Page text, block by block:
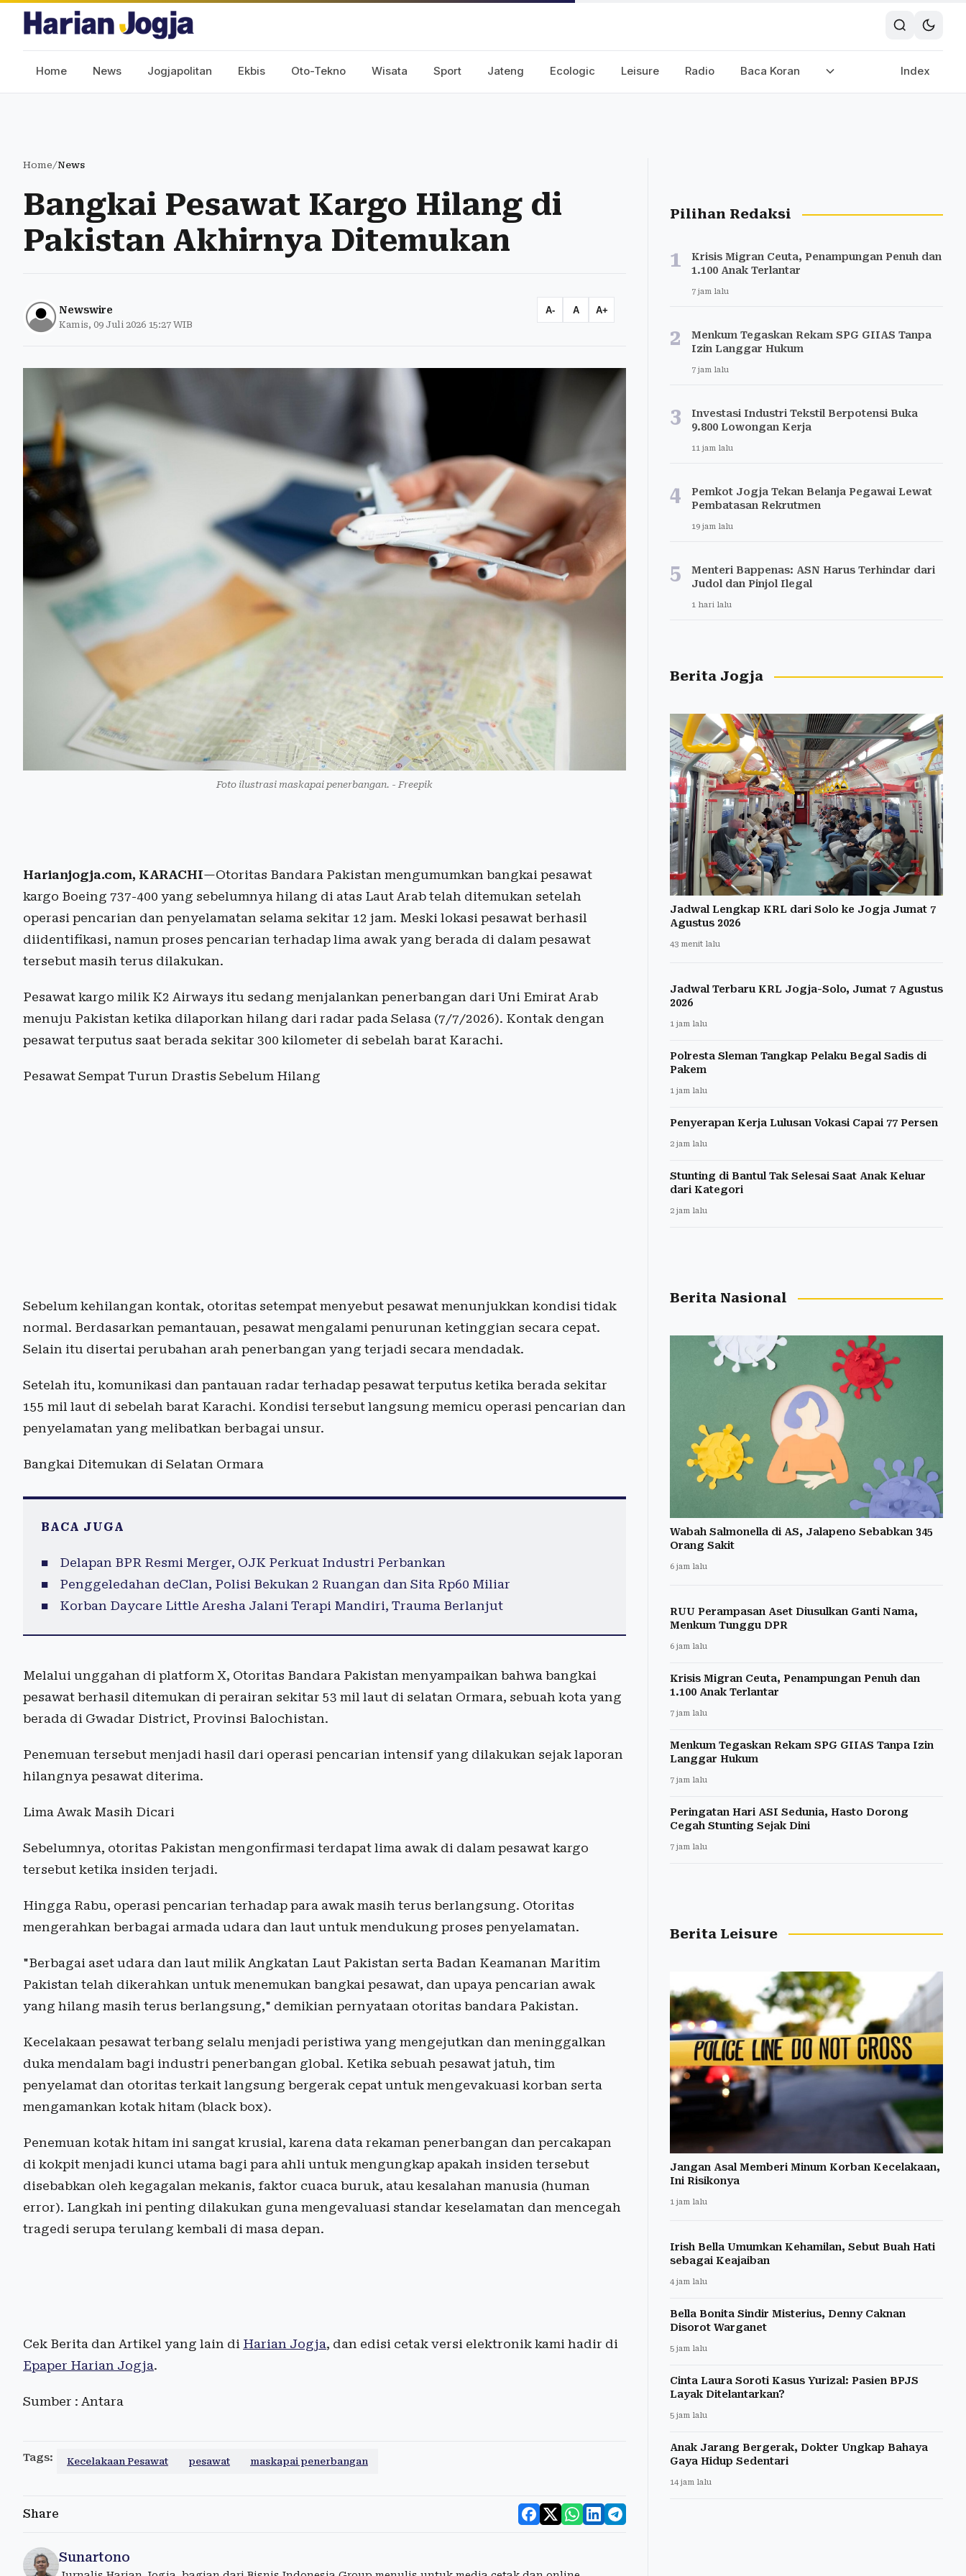
Home News Jogjapolitan Ekbis Oto-Tekno Wisata Sport Jateng Ecologic Leisure Radio Baca Koran Index
Home/News
Bangkai Pesawat Kargo Hilang di
Pakistan Akhirnya Ditemukan
Newswire
Kamis, 09 Juli 2026 15:27 WIB
A- A A+
Foto ilustrasi maskapai penerbangan. - Freepik
Harianjogja.com, KARACHI—Otoritas Bandara Pakistan mengumumkan bangkai pesawat
kargo Boeing 737-400 yang sebelumnya hilang di atas Laut Arab telah ditemukan setelah
operasi pencarian dan penyelamatan selama sekitar 12 jam. Meski lokasi pesawat berhasil
diidentifikasi, namun proses pencarian terhadap lima awak yang berada di dalam pesawat
tersebut masih terus dilakukan.
Pesawat kargo milik K2 Airways itu sedang menjalankan penerbangan dari Uni Emirat Arab
menuju Pakistan ketika dilaporkan hilang dari radar pada Selasa (7/7/2026). Kontak dengan
pesawat terputus saat berada sekitar 300 kilometer di sebelah barat Karachi.
Pesawat Sempat Turun Drastis Sebelum Hilang
Sebelum kehilangan kontak, otoritas setempat menyebut pesawat menunjukkan kondisi tidak
normal. Berdasarkan pemantauan, pesawat mengalami penurunan ketinggian secara cepat.
Selain itu disertai perubahan arah penerbangan yang terjadi secara mendadak.
Setelah itu, komunikasi dan pantauan radar terhadap pesawat terputus ketika berada sekitar
155 mil laut di sebelah barat Karachi. Kondisi tersebut langsung memicu operasi pencarian dan
penyelamatan yang melibatkan berbagai unsur.
Bangkai Ditemukan di Selatan Ormara
BACA JUGA
Delapan BPR Resmi Merger, OJK Perkuat Industri Perbankan
Penggeledahan deClan, Polisi Bekukan 2 Ruangan dan Sita Rp60 Miliar
Korban Daycare Little Aresha Jalani Terapi Mandiri, Trauma Berlanjut
Melalui unggahan di platform X, Otoritas Bandara Pakistan menyampaikan bahwa bangkai
pesawat berhasil ditemukan di perairan sekitar 53 mil laut di selatan Ormara, sebuah kota yang
berada di Gwadar District, Provinsi Balochistan.
Penemuan tersebut menjadi hasil dari operasi pencarian intensif yang dilakukan sejak laporan
hilangnya pesawat diterima.
Lima Awak Masih Dicari
Sebelumnya, otoritas Pakistan mengonfirmasi terdapat lima awak di dalam pesawat kargo
tersebut ketika insiden terjadi.
Hingga Rabu, operasi pencarian terhadap para awak masih terus berlangsung. Otoritas
mengerahkan berbagai armada udara dan laut untuk mendukung proses penyelamatan.
"Berbagai aset udara dan laut milik Angkatan Laut Pakistan serta Badan Keamanan Maritim
Pakistan telah dikerahkan untuk menemukan bangkai pesawat, dan upaya pencarian awak
yang hilang masih terus berlangsung," demikian pernyataan otoritas bandara Pakistan.
Kecelakaan pesawat terbang selalu menjadi peristiwa yang mengejutkan dan meninggalkan
duka mendalam bagi industri penerbangan global. Ketika sebuah pesawat jatuh, tim
penyelamat dan otoritas terkait langsung bergerak cepat untuk mengevakuasi korban serta
mengamankan kotak hitam (black box).
Penemuan kotak hitam ini sangat krusial, karena data rekaman penerbangan dan percakapan
di kokpit menjadi kunci utama bagi para ahli untuk mengungkap apakah insiden tersebut
disebabkan oleh kegagalan mekanis, faktor cuaca buruk, atau kesalahan manusia (human
error). Langkah ini penting dilakukan guna mengevaluasi standar keselamatan dan mencegah
tragedi serupa terulang kembali di masa depan.
Cek Berita dan Artikel yang lain di Harian Jogja, dan edisi cetak versi elektronik kami hadir di
Epaper Harian Jogja.
Sumber : Antara
Tags: Kecelakaan Pesawat pesawat maskapai penerbangan
Share
Sunartono
Pilihan Redaksi
1
Krisis Migran Ceuta, Penampungan Penuh dan
1.100 Anak Terlantar
7 jam lalu
2
Menkum Tegaskan Rekam SPG GIIAS Tanpa
Izin Langgar Hukum
7 jam lalu
3
Investasi Industri Tekstil Berpotensi Buka
9.800 Lowongan Kerja
11 jam lalu
4
Pemkot Jogja Tekan Belanja Pegawai Lewat
Pembatasan Rekrutmen
19 jam lalu
5
Menteri Bappenas: ASN Harus Terhindar dari
Judol dan Pinjol Ilegal
1 hari lalu
Berita Jogja
Jadwal Lengkap KRL dari Solo ke Jogja Jumat 7
Agustus 2026
43 menit lalu
Jadwal Terbaru KRL Jogja-Solo, Jumat 7 Agustus
2026
1 jam lalu
Polresta Sleman Tangkap Pelaku Begal Sadis di
Pakem
1 jam lalu
Penyerapan Kerja Lulusan Vokasi Capai 77 Persen
2 jam lalu
Stunting di Bantul Tak Selesai Saat Anak Keluar
dari Kategori
2 jam lalu
Berita Nasional
Wabah Salmonella di AS, Jalapeno Sebabkan 345
Orang Sakit
6 jam lalu
RUU Perampasan Aset Diusulkan Ganti Nama,
Menkum Tunggu DPR
6 jam lalu
Krisis Migran Ceuta, Penampungan Penuh dan
1.100 Anak Terlantar
7 jam lalu
Menkum Tegaskan Rekam SPG GIIAS Tanpa Izin
Langgar Hukum
7 jam lalu
Peringatan Hari ASI Sedunia, Hasto Dorong
Cegah Stunting Sejak Dini
7 jam lalu
Berita Leisure
Jangan Asal Memberi Minum Korban Kecelakaan,
Ini Risikonya
1 jam lalu
Irish Bella Umumkan Kehamilan, Sebut Buah Hati
sebagai Keajaiban
4 jam lalu
Bella Bonita Sindir Misterius, Denny Caknan
Disorot Warganet
5 jam lalu
Cinta Laura Soroti Kasus Yurizal: Pasien BPJS
Layak Ditelantarkan?
5 jam lalu
Anak Jarang Bergerak, Dokter Ungkap Bahaya
Gaya Hidup Sedentari
14 jam lalu